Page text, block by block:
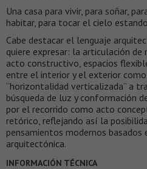
Una casa para vivir, para soñar,
habitar, para tocar el cielo
Cabe destacar el lenguaje
quiere expresar: la articulación
acto constructivo, espacios
entre el interior y el exterior
“horizontalidad verticalizada” a
búsqueda de luz y conformación
por el recorrido como acto
retórico, reflejando así la
pensamientos modernos basados
arquitectónica.
INFORMACIÓN TÉCNICA